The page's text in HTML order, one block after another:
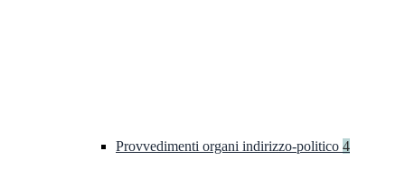
Provvedimenti organi indirizzo-politico 4